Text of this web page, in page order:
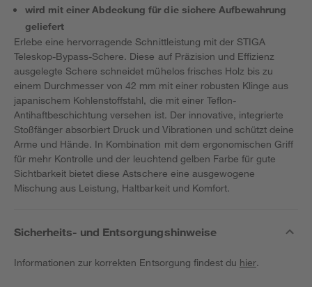
wird mit einer Abdeckung für die sichere Aufbewahrung
geliefert
Erlebe eine hervorragende Schnittleistung mit der STIGA
Teleskop-Bypass-Schere. Diese auf Präzision und Effizienz
ausgelegte Schere schneidet mühelos frisches Holz bis zu
einem Durchmesser von 42 mm mit einer robusten Klinge aus
japanischem Kohlenstoffstahl, die mit einer Teflon-
Antihaftbeschichtung versehen ist. Der innovative, integrierte
Stoßfänger absorbiert Druck und Vibrationen und schützt deine
Arme und Hände. In Kombination mit dem ergonomischen Griff
für mehr Kontrolle und der leuchtend gelben Farbe für gute
Sichtbarkeit bietet diese Astschere eine ausgewogene
Mischung aus Leistung, Haltbarkeit und Komfort.
Sicherheits- und Entsorgungshinweise
Informationen zur korrekten Entsorgung findest du hier.